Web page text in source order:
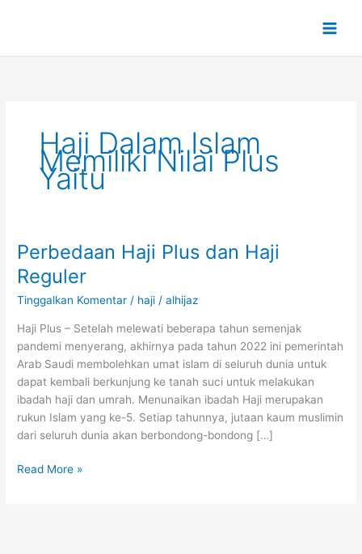
Haji Dalam Islam
Memiliki Nilai Plus
Yaitu
Perbedaan Haji Plus dan Haji
Reguler
Tinggalkan Komentar / haji /alhijaz
Haji Plus – Setelah melewati beberapa tahun semenjak
pandemi menyerang, akhirnya pada tahun 2022 ini pemerintah
Arab Saudi membolehkan umat islam di seluruh dunia untuk
dapat kembali berkunjung ke tanah suci untuk melakukan
ibadah haji dan umrah. Menunaikan ibadah Haji merupakan
rukun Islam yang ke-5. Setiap tahunnya, jutaan kaum muslimin
dari seluruh dunia akan berbondong-bondong […]
Perbedaan
Haji
Plus
dan
Reguler
Read More »